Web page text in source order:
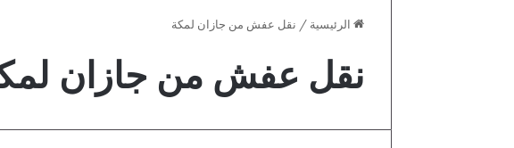
الرئيسية / نقل عفش من جازان لمكة
نقل عفش من جازان